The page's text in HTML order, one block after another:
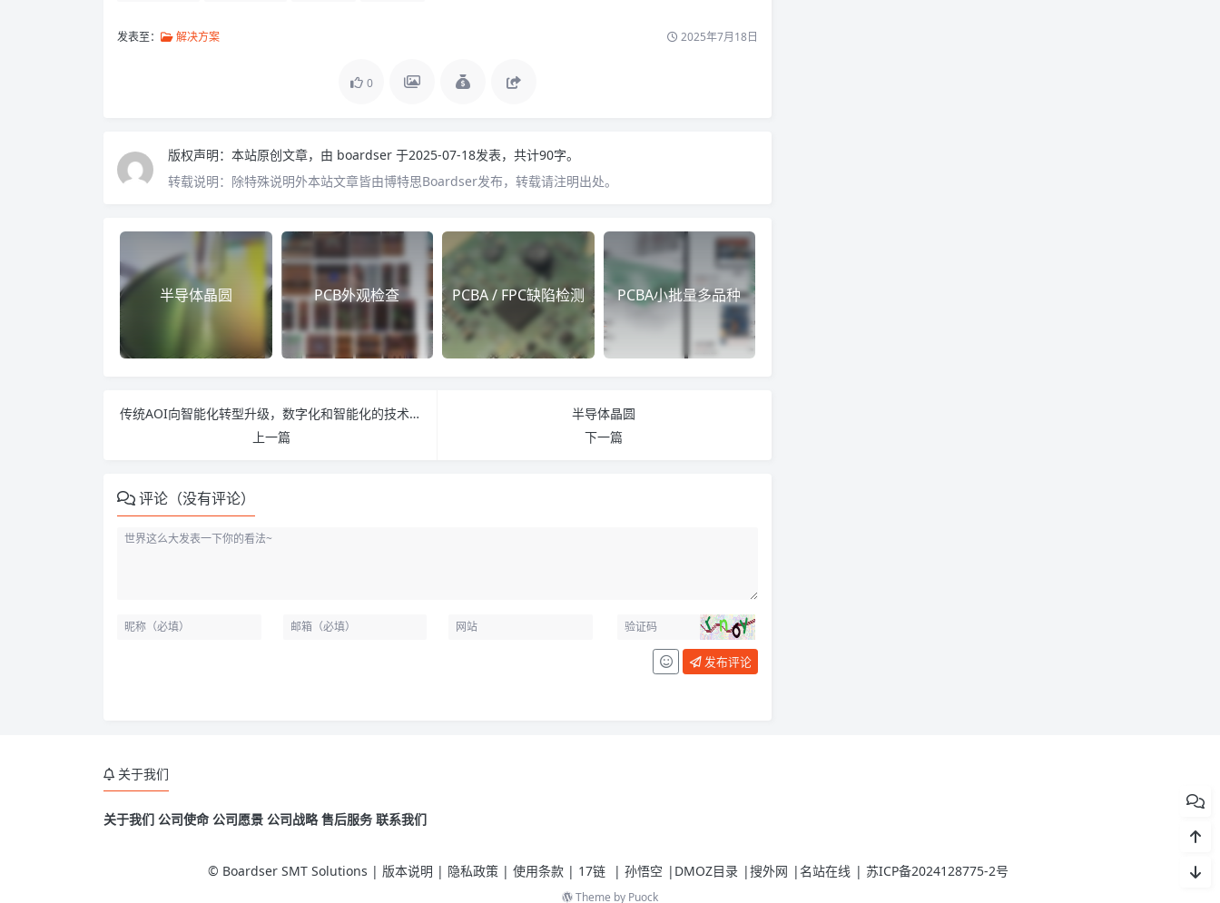
发表至： 解决方案 2025年7月18日
0
版权声明： 本站原创文章，由 boardser 于2025-07-18发表，共计90字。
转载说明： 除特殊说明外本站文章皆由博特思Boardser发布，转载请注明出处。
半导体晶圆 PCB外观检查 PCBA / FPC缺陷检测 PCBA小批量多品种
传统AOI向智能化转型升级，数字化和智能化的技术提高企业核心竞争力
上一篇
半导体晶圆
下一篇
评论（没有评论）
发布评论
关于我们
关于我们 公司使命 公司愿景 公司战略 售后服务 联系我们
© Boardser SMT Solutions | 版本说明 | 隐私政策 | 使用条款 | 17链 | 孙悟空 | DMOZ目录 |搜外网 | 名站在线 | 苏ICP备2024128775-2号
Theme by Puock